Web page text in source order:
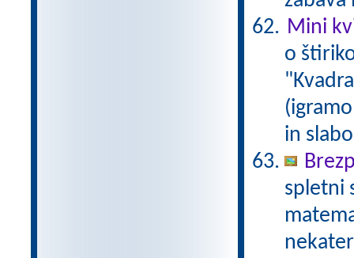
Mini
o
in
spletni